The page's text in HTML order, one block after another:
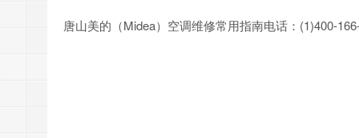
唐山美的（Midea）空调维修常用指南电话：(1)400-